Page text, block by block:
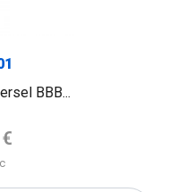
BBB...
de base